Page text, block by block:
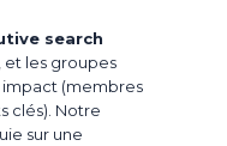
search
et les groupes
(membres
clés). Notre
sur une